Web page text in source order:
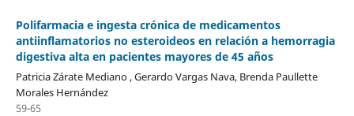
Polifarmacia e ingesta crónica de medicamentos
antiinflamatorios no esteroideos en relación a hemorragia
digestiva alta en pacientes mayores de 45 años
Patricia Zárate Mediano , Gerardo Vargas Nava, Brenda Paullette
Morales Hernández
59-65